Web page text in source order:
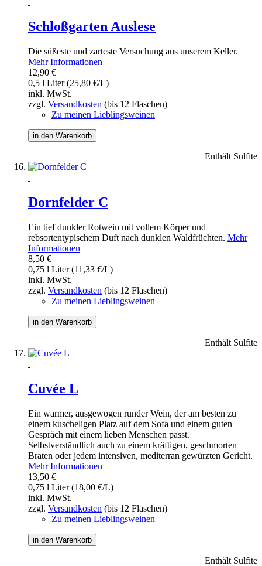
Schloßgarten Auslese
Die süßeste und zarteste Versuchung aus unserem Keller.
Mehr Informationen
12,90 €
0,5 l Liter (25,80 €/L)
inkl. MwSt.
zzgl. Versandkosten (bis 12 Flaschen)
Zu meinen Lieblingsweinen
in den Warenkorb
Enthält Sulfite
Dornfelder C
Ein tief dunkler Rotwein mit vollem Körper und
rebsortentypischem Duft nach dunklen Waldfrüchten. Mehr
Informationen
8,50 €
0,75 l Liter (11,33 €/L)
inkl. MwSt.
zzgl. Versandkosten (bis 12 Flaschen)
Zu meinen Lieblingsweinen
in den Warenkorb
Enthält Sulfite
Cuvée L
Ein warmer, ausgewogen runder Wein, der am besten zu
einem kuscheligen Platz auf dem Sofa und einem guten
Gespräch mit einem lieben Menschen passt.
Selbstverständlich auch zu einem kräftigen, geschmorten
Braten oder jedem intensiven, mediterran gewürzten Gericht.
Mehr Informationen
13,50 €
0,75 l Liter (18,00 €/L)
inkl. MwSt.
zzgl. Versandkosten (bis 12 Flaschen)
Zu meinen Lieblingsweinen
in den Warenkorb
Enthält Sulfite